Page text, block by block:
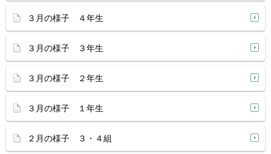
３月の様子 ４年生
３月の様子 ３年生
３月の様子 ２年生
３月の様子 １年生
２月の様子 ３・４組